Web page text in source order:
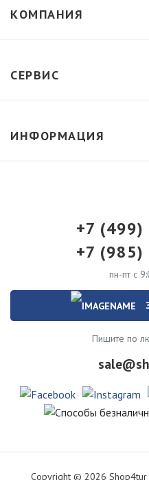
КОМПАНИЯ
СЕРВИС
ИНФОРМАЦИЯ
+7
+7
пн-пт с
Пишите по
Copyright © 2026 Shop4tur